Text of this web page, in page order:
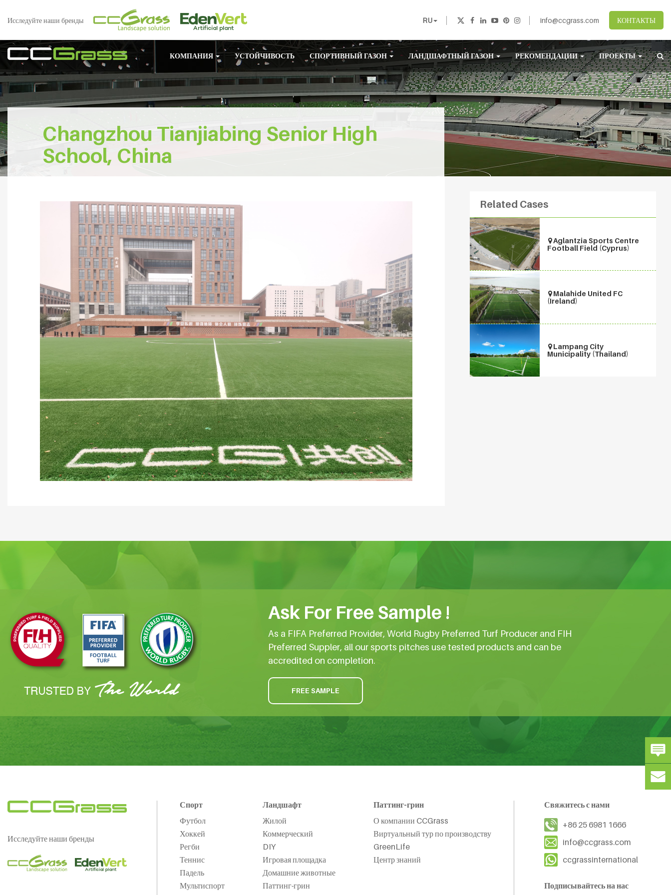
Исследуйте наши бренды RU info@ccgrass.com КОНТАКТЫ
КОМПАНИЯ УСТОЙЧИВОСТЬ СПОРТИВНЫЙ ГАЗОН ЛАНДШАФТНЫЙ ГАЗОН РЕКОМЕНДАЦИИ ПРОЕКТЫ
Changzhou Tianjiabing Senior High
School, China
Related Cases
Aglantzia Sports Centre
Football Field (Cyprus)
Malahide United FC
(Ireland)
Lampang City
Municipality (Thailand)
Ask For Free Sample !
As a FIFA Preferred Provider, World Rugby Preferred Turf Producer and FIH
Preferred Suppler, all our sports pitches use tested products and can be
accredited on completion.
FREE SAMPLE
Исследуйте наши бренды
Спорт
Футбол
Хоккей
Регби
Теннис
Падель
Мультиспорт
Ландшафт
Жилой
Коммерческий
DIY
Игровая площадка
Домашние животные
Паттинг-грин
Паттинг-грин
О компании CCGrass
Виртуальный тур по производству
GreenLife
Центр знаний
Свяжитесь с нами
+86 25 6981 1666
info@ccgrass.com
ccgrassinternational
Подписывайтесь на нас